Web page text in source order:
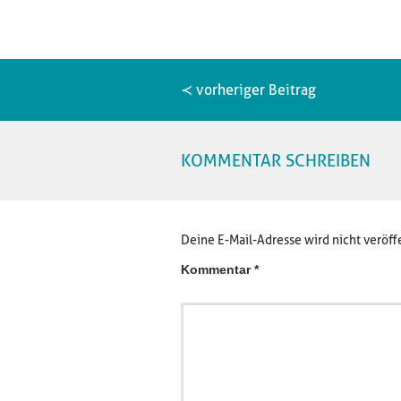
≺ vorheriger Beitrag
KOMMENTAR SCHREIBEN
Deine E-Mail-Adresse wird nicht
Kommentar*